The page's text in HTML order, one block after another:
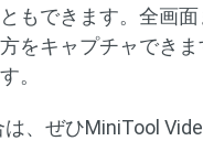
もできます。全画
をキャプチャでき
。
、ぜひMiniTool